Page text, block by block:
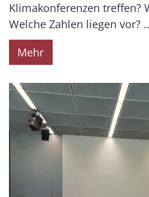
Klimakonferenzen treffen?
Welche Zahlen liegen vor?
Mehr